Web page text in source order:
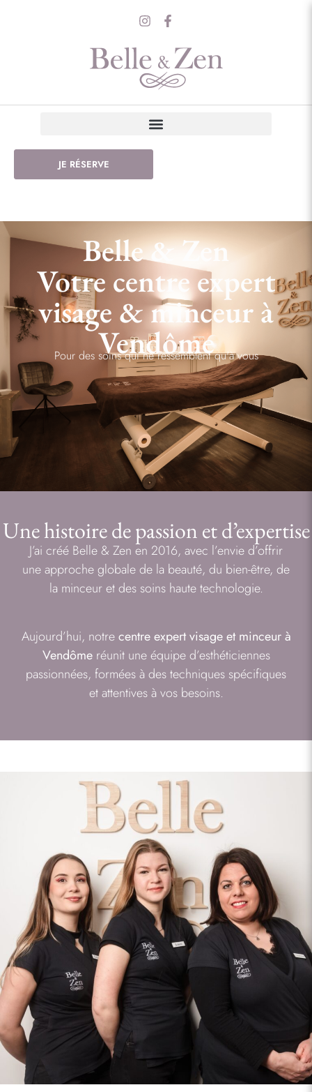
JE RÉSERVE
Belle & Zen
Votre centre expert
visage & minceur à
Vendôme
Pour des soins qui ne ressemblent qu'à vous
Une histoire de passion et d’expertise
J’ai créé Belle & Zen en 2016, avec l’envie d’offrir
une approche globale de la beauté, du bien-être, de
la minceur et des soins haute technologie.
Aujourd’hui, notrecentre expert visage et minceur à
Vendômeréunit une équipe d’esthéticiennes
passionnées, formées à des techniques spécifiques
et attentives à vos besoins.